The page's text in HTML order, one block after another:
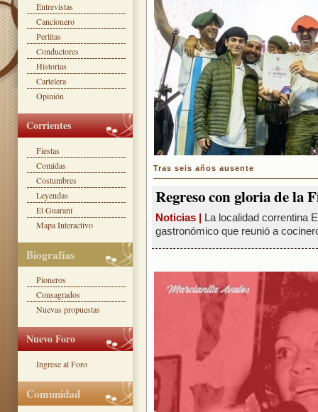
Tras seis años ausente
Regreso con gloria de la
Noticias | La localidad correntina
gastronómico que reunió a
Entrevistas
Cancionero
Perlitas
Conductores
Historias
Cartelera
Opinión
Corrientes
Fiestas
Comidas
Costumbres
Leyendas
El Guaraní
Mapa Interactivo
Biografías
Pioneros
Consagrados
Nuevas propuestas
Nuevo Foro
Ingrese al Foro
Comunidad